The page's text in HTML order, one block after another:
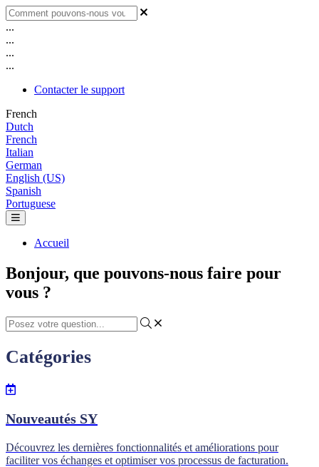
...
...
...
...
Contacter le support
French
Dutch
French
Italian
German
English (US)
Spanish
Portuguese
Accueil
Bonjour, que pouvons-nous faire pour
vous ?
Catégories
Nouveautés SY
Découvrez les dernières fonctionnalités et améliorations pour
faciliter vos échanges et optimiser vos processus de facturation.